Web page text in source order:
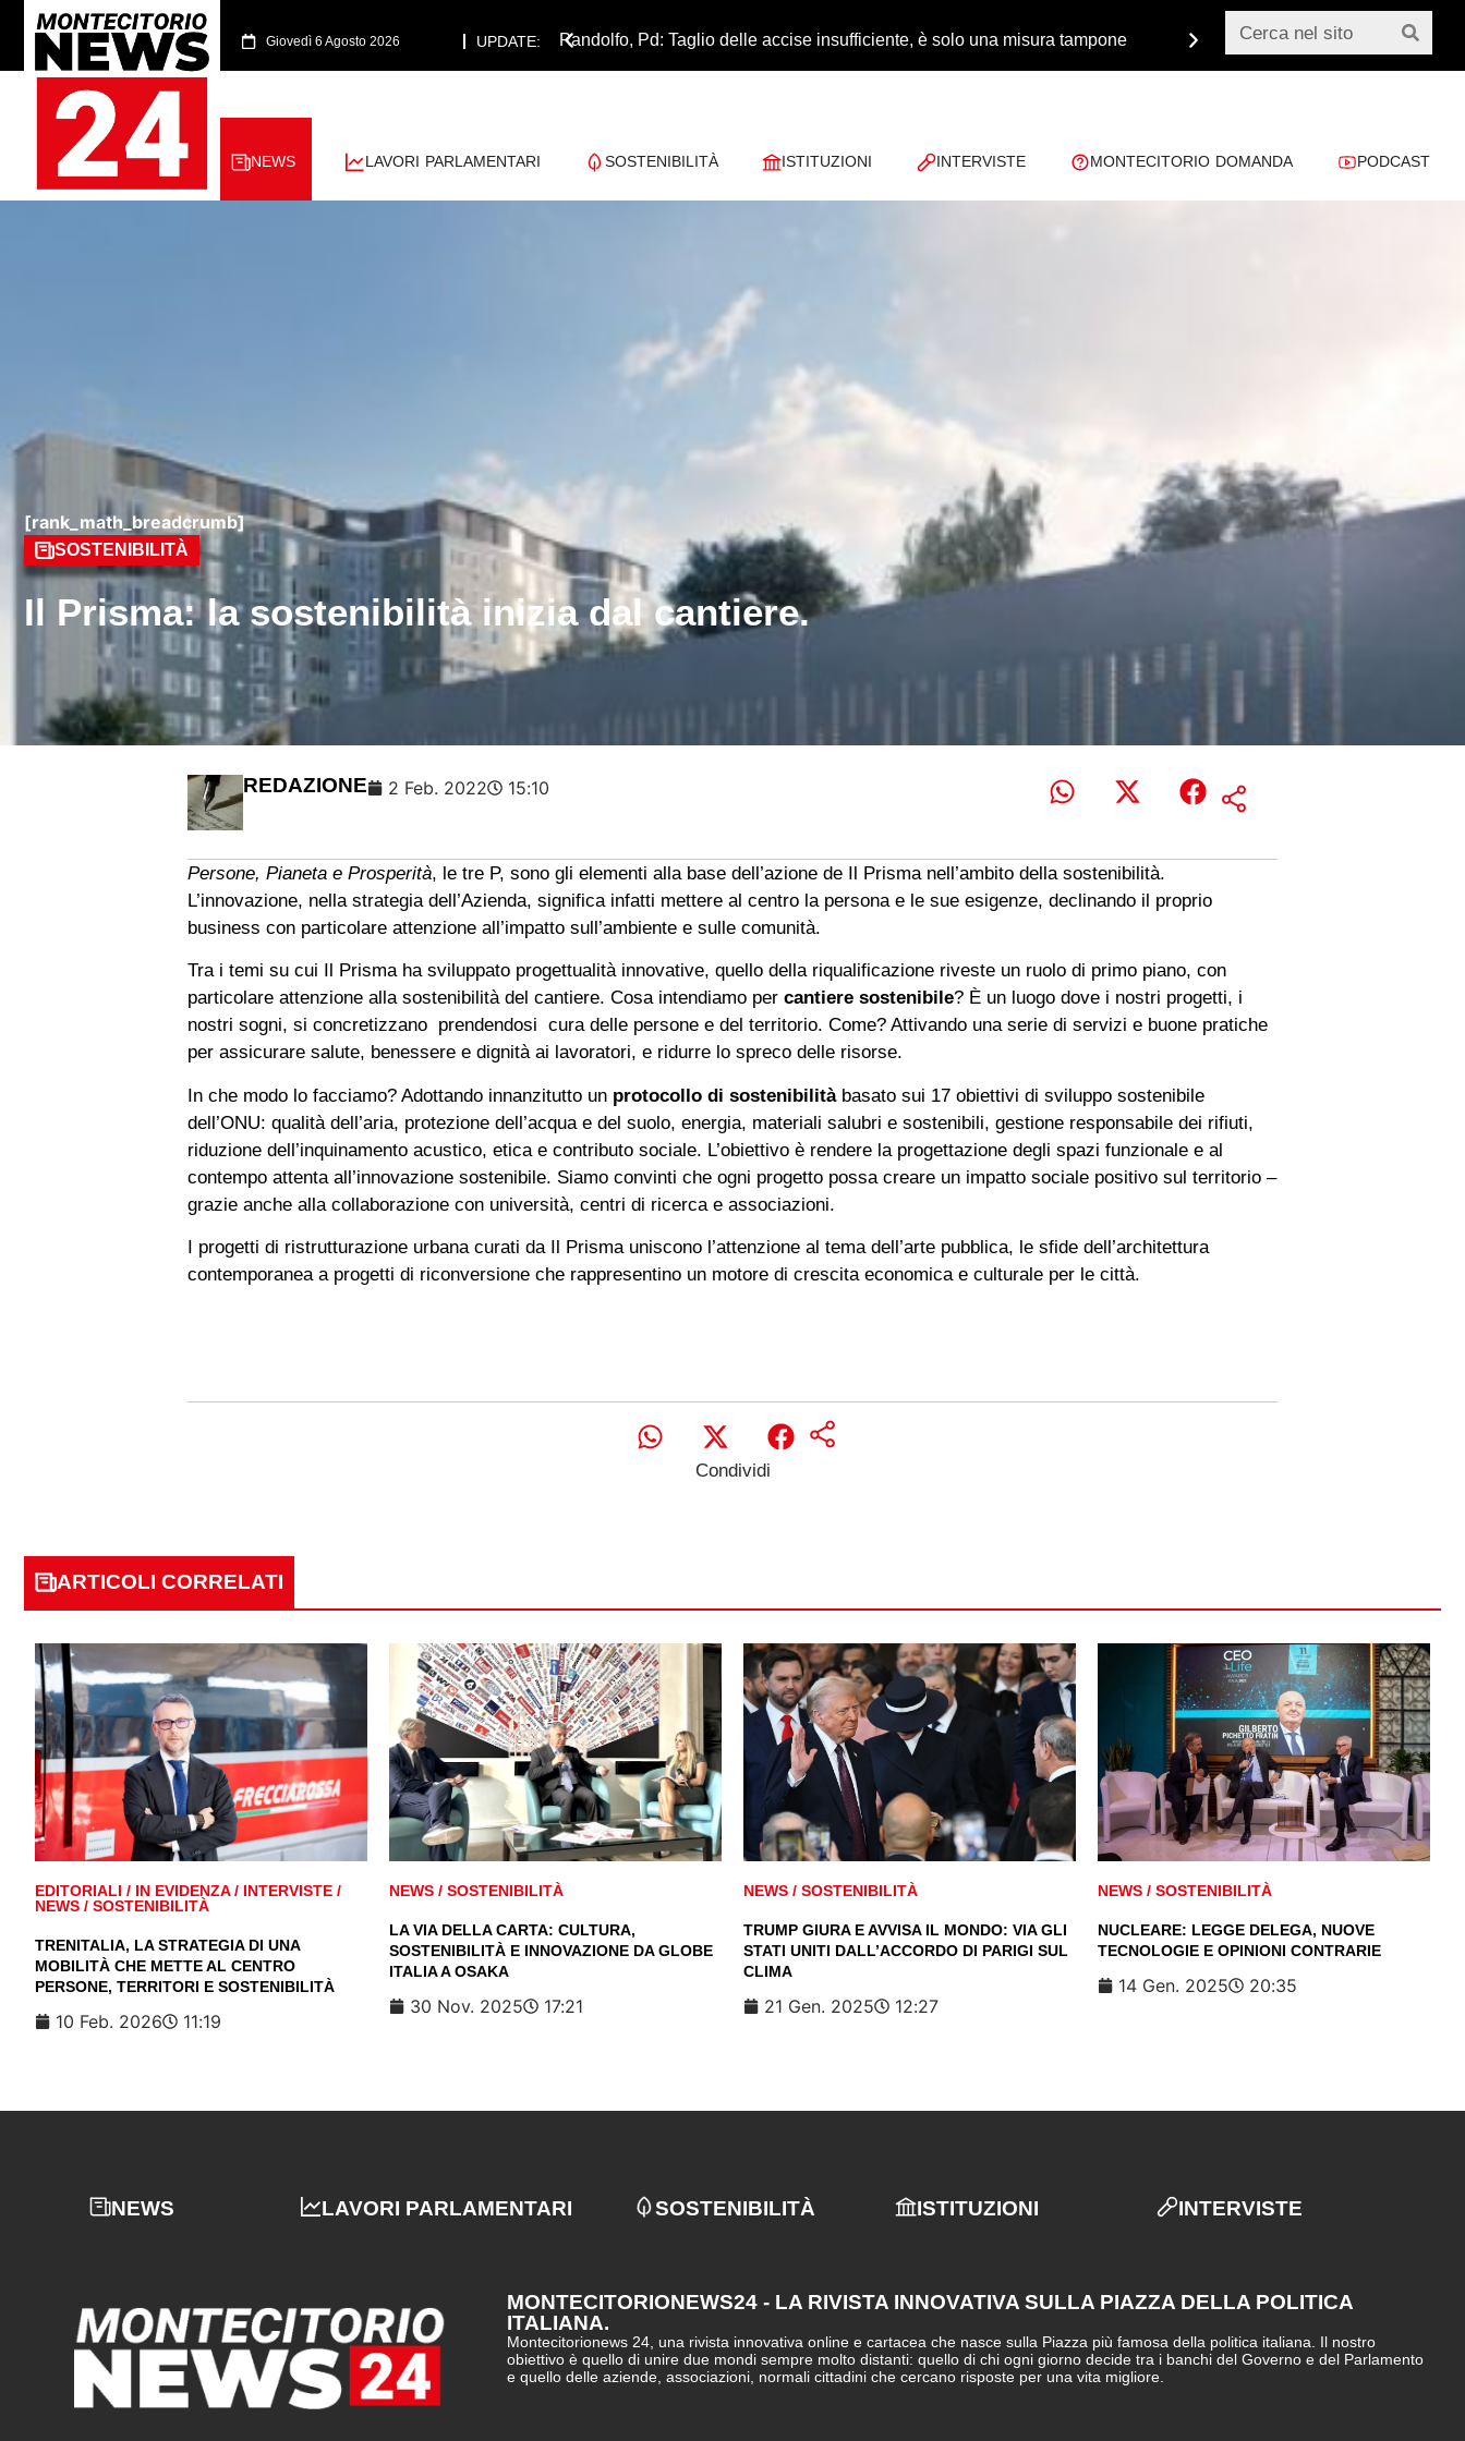
Giovedì 6 Agosto 2026 UPDATE: Pandolfo, Pd: Taglio delle accise insufficiente, è solo una misura tampone Monsignor Paglia:
NEWS LAVORI PARLAMENTARI SOSTENIBILITÀ ISTITUZIONI INTERVISTE MONTECITORIO DOMANDA PODCAST
[rank_math_breadcrumb]
SOSTENIBILITÀ
Il Prisma: la sostenibilità inizia dal cantiere.
REDAZIONE 2 Feb. 2022 15:10
Persone, Pianeta e Prosperità, le tre P, sono gli elementi alla base dell’azione de Il Prisma nell’ambito della sostenibilità.
L’innovazione, nella strategia dell’Azienda, significa infatti mettere al centro la persona e le sue esigenze, declinando il proprio
business con particolare attenzione all’impatto sull’ambiente e sulle comunità.
Tra i temi su cui Il Prisma ha sviluppato progettualità innovative, quello della riqualificazione riveste un ruolo di primo piano, con
particolare attenzione alla sostenibilità del cantiere. Cosa intendiamo per cantiere sostenibile? È un luogo dove i nostri progetti, i
nostri sogni, si concretizzano prendendosi cura delle persone e del territorio. Come? Attivando una serie di servizi e buone pratiche
per assicurare salute, benessere e dignità ai lavoratori, e ridurre lo spreco delle risorse.
In che modo lo facciamo? Adottando innanzitutto un protocollo di sostenibilitàbasato sui 17 obiettivi di sviluppo sostenibile
dell’ONU: qualità dell’aria, protezione dell’acqua e del suolo, energia, materiali salubri e sostenibili, gestione responsabile dei rifiuti,
riduzione dell’inquinamento acustico, etica e contributo sociale. L’obiettivo è rendere la progettazione degli spazi funzionale e al
contempo attenta all’innovazione sostenibile. Siamo convinti che ogni progetto possa creare un impatto sociale positivo sul territorio –
grazie anche alla collaborazione con università, centri di ricerca e associazioni.
I progetti di ristrutturazione urbana curati da Il Prisma uniscono l’attenzione al tema dell’arte pubblica, le sfide dell’architettura
contemporanea a progetti di riconversione che rappresentino un motore di crescita economica e culturale per le città.
Condividi
ARTICOLI CORRELATI
EDITORIALI / IN EVIDENZA/ INTERVISTE /
NEWS / SOSTENIBILITÀ
TRENITALIA, LA STRATEGIA DI UNA
MOBILITÀ CHE METTE AL CENTRO
PERSONE, TERRITORI E SOSTENIBILITÀ
10 Feb. 2026 11:19
NEWS / SOSTENIBILITÀ
LA VIA DELLA CARTA: CULTURA,
SOSTENIBILITÀ E INNOVAZIONE DA GLOBE
ITALIA A OSAKA
30 Nov. 2025 17:21
NEWS / SOSTENIBILITÀ
TRUMP GIURA E AVVISA IL MONDO: VIA GLI
STATI UNITI DALL’ACCORDO DI PARIGI SUL
CLIMA
21 Gen. 2025 12:27
NEWS / SOSTENIBILITÀ
NUCLEARE: LEGGE DELEGA, NUOVE
TECNOLOGIE E OPINIONI CONTRARIE
14 Gen. 2025 20:35
NEWS LAVORI PARLAMENTARI SOSTENIBILITÀ ISTITUZIONI INTERVISTE
MONTECITORIONEWS24 - LA RIVISTA INNOVATIVA SULLA PIAZZA DELLA POLITICA
ITALIANA.
Montecitorionews 24, una rivista innovativa online e cartacea che nasce sulla Piazza più famosa della politica italiana. Il nostro
obiettivo è quello di unire due mondi sempre molto distanti: quello di chi ogni giorno decide tra i banchi del Governo e del Parlamento
e quello delle aziende, associazioni, normali cittadini che cercano risposte per una vita migliore.